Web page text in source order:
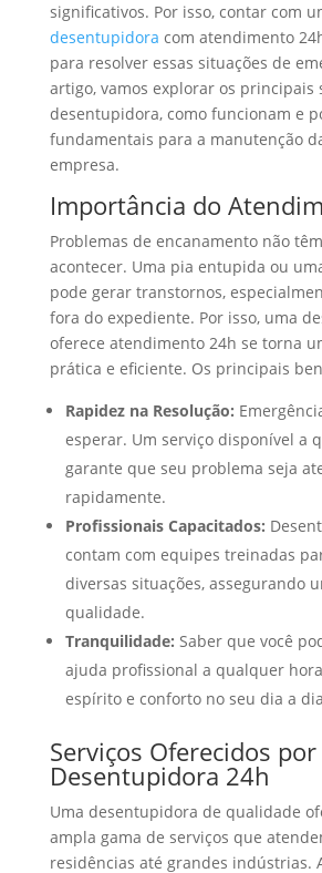
significativos. Por isso, contar com
desentupidora com atendimento
para resolver essas situações de
artigo, vamos explorar os principais
desentupidora, como funcionam e
fundamentais para a manutenção
empresa.
Importância do
Problemas de encanamento não
acontecer. Uma pia entupida ou
pode gerar transtornos,
fora do expediente. Por isso, uma
oferece atendimento 24h se torna
prática e eficiente. Os principais
Rapidez na Resolução:
esperar. Um serviço disponível a
garante que seu problema seja
rapidamente.
Profissionais Capacitados:
contam com equipes treinadas
diversas situações, assegurando
qualidade.
Tranquilidade: Saber que você
ajuda profissional a qualquer
espírito e conforto no seu dia a
Serviços Oferecidos
Desentupidora 24h
Uma desentupidora de qualidade
ampla gama de serviços que
residências até grandes indústrias.